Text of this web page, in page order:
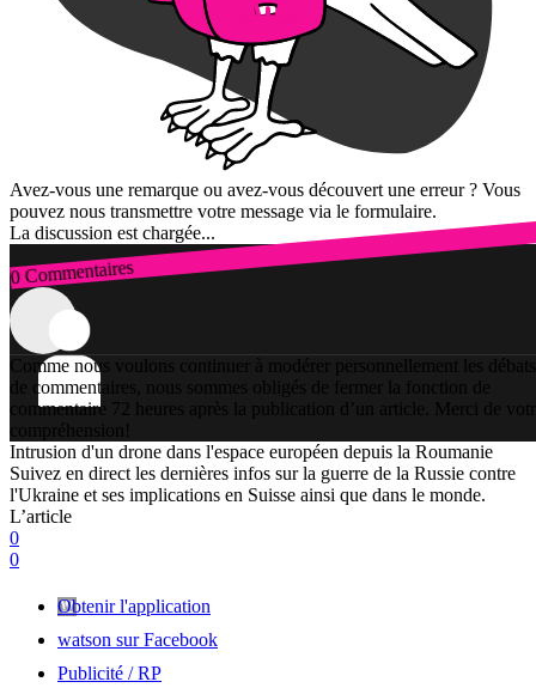
Avez-vous une remarque ou avez-vous découvert une erreur ? Vous
pouvez nous transmettre votre message via le formulaire.
La discussion est chargée...
0 Commentaires
Connexion
Comme nous voulons continuer à modérer personnellement les débats
de commentaires, nous sommes obligés de fermer la fonction de
commentaire 72 heures après la publication d’un article. Merci de
compréhension!
Intrusion d'un drone dans l'espace européen depuis la Roumanie
Suivez en direct les dernières infos sur la guerre de la Russie contre
l'Ukraine et ses implications en Suisse ainsi que dans le monde.
L’article
0
0
Obtenir l'application
watson sur Facebook
Publicité / RP